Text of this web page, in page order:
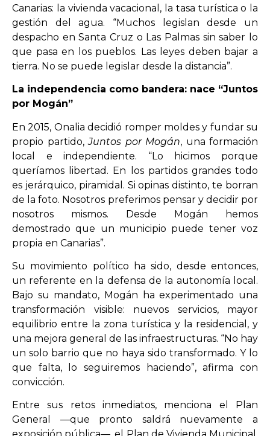
Canarias: la vivienda vacacional, la tasa turística o la
gestión del agua. “Muchos legislan desde un
despacho en Santa Cruz o Las Palmas sin saber lo
que pasa en los pueblos. Las leyes deben bajar a
tierra. No se puede legislar desde la distancia”.
La independencia como bandera: nace “Juntos
por Mogán”
En 2015, Onalia decidió romper moldes y fundar su
propio partido,Juntos por Mogán, una formación
local e independiente. “Lo hicimos porque
queríamos libertad. En los partidos grandes todo
es jerárquico, piramidal. Si opinas distinto, te borran
de la foto. Nosotros preferimos pensar y decidir por
nosotros mismos. Desde Mogán hemos
demostrado que un municipio puede tener voz
propia en Canarias”.
Su movimiento político ha sido, desde entonces,
un referente en la defensa de la autonomía local.
Bajo su mandato, Mogán ha experimentado una
transformación visible: nuevos servicios, mayor
equilibrio entre la zona turística y la residencial, y
una mejora general de las infraestructuras. “No hay
un solo barrio que no haya sido transformado. Y lo
que falta, lo seguiremos haciendo”, afirma con
convicción.
Entre sus retos inmediatos, menciona el Plan
General —que pronto saldrá nuevamente a